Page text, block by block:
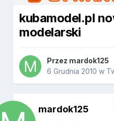
kubamodel.pl
modelarski
Przez mardok125
6 Grudnia 2010 w
mardok125